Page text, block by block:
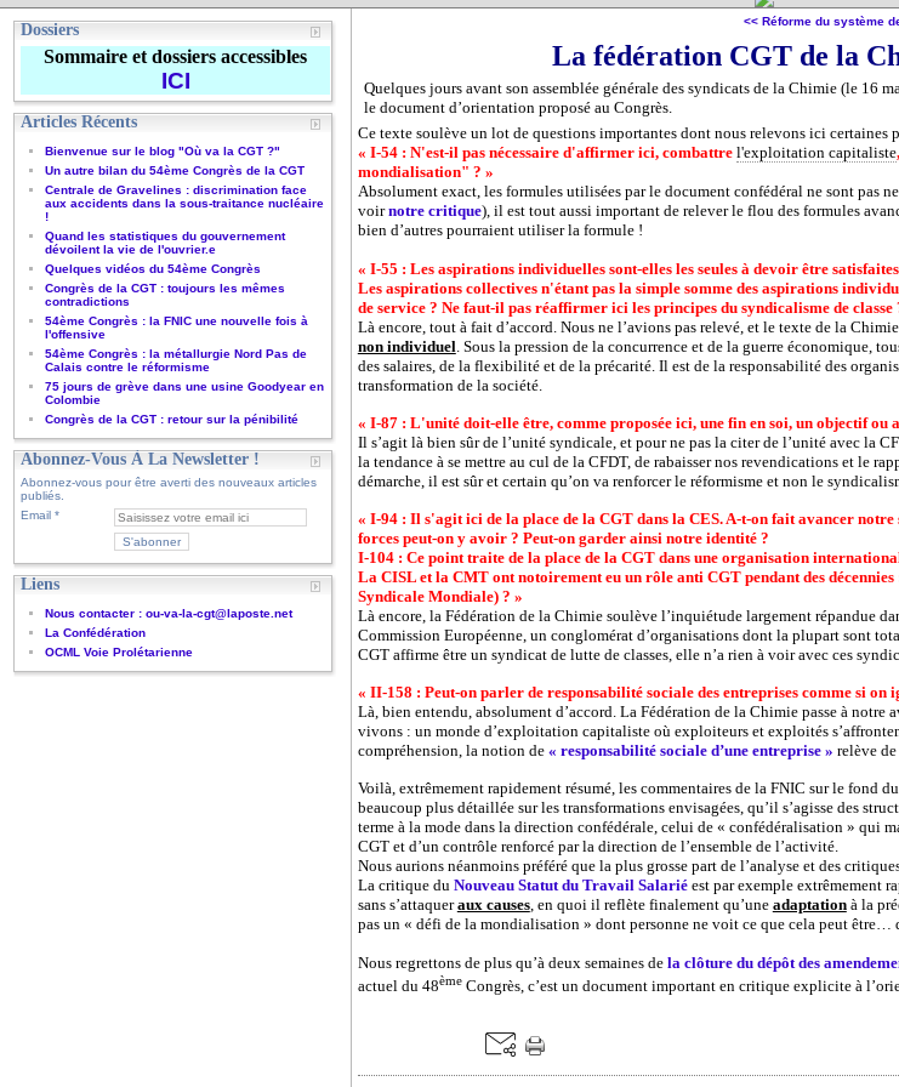
Dossiers
Sommaire et dossiers accessibles
ICI
Articles Récents
Bienvenue sur le blog "Où va la CGT ?"
Un autre bilan du 54ème Congrès de la CGT
Centrale de Gravelines : discrimination face
aux accidents dans la sous-traitance nucléaire
!
Quand les statistiques du gouvernement
dévoilent la vie de l'ouvrier.e
Quelques vidéos du 54ème Congrès
Congrès de la CGT : toujours les mêmes
contradictions
54ème Congrès : la FNIC une nouvelle fois à
l'offensive
54ème Congrès : la métallurgie Nord Pas de
Calais contre le réformisme
75 jours de grève dans une usine Goodyear en
Colombie
Congrès de la CGT : retour sur la pénibilité
Abonnez-Vous À La Newsletter !
Abonnez-vous pour être averti des nouveaux articles
publiés.
Email
Liens
Nous contacter : ou-va-la-cgt@laposte.net
La Confédération
OCML Voie Prolétarienne
<< Réforme du système
La fédération CGT de la
Quelques jours avant son assemblée générale des syndicats de la Chimie (le 16
le document d’orientation proposé au Congrès.
Ce texte soulève un lot de questions importantes dont nous relevons ici certaines
« I-54 : N'est-il pas nécessaire d'affirmer ici, combattre l'exploitation capitaliste
mondialisation" ? »
Absolument exact, les formules utilisées par le document confédéral ne sont pas
voirnotre critique), il est tout aussi important de relever le flou des formules
bien d’autres pourraient utiliser la formule !
« I-55 : Les aspirations individuelles sont-elles les seules à devoir être
Les aspirations collectives n'étant pas la simple somme des aspirations
de service ? Ne faut-il pas réaffirmer ici les principes du syndicalisme de classe
Là encore, tout à fait d’accord. Nous ne l’avions pas relevé, et le texte de la
non individuel. Sous la pression de la concurrence et de la guerre économique,
des salaires, de la flexibilité et de la précarité. Il est de la responsabilité des
transformation de la société.
« I-87 : L'unité doit-elle être, comme proposée ici, une fin en soi, un objectif
Il s’agit là bien sûr de l’unité syndicale, et pour ne pas la citer de l’unité avec la
la tendance à se mettre au cul de la CFDT, de rabaisser nos revendications et le
démarche, il est sûr et certain qu’on va renforcer le réformisme et non le
« I-94 : Il s'agit ici de la place de la CGT dans la CES. A-t-on fait avancer
forces peut-on y avoir ? Peut-on garder ainsi notre identité ?
I-104 : Ce point traite de la place de la CGT dans une organisation
La CISL et la CMT ont notoirement eu un rôle anti CGT pendant des
Syndicale Mondiale) ? »
Là encore, la Fédération de la Chimie soulève l’inquiétude largement répandue
Commission Européenne, un conglomérat d’organisations dont la plupart sont
CGT affirme être un syndicat de lutte de classes, elle n’a rien à voir avec ces
« II-158 : Peut-on parler de responsabilité sociale des entreprises comme si
Là, bien entendu, absolument d’accord. La Fédération de la Chimie passe à
vivons : un monde d’exploitation capitaliste où exploiteurs et exploités
compréhension, la notion de « responsabilité sociale d’une entreprise » relève
Voilà, extrêmement rapidement résumé, les commentaires de la FNIC sur le fond
beaucoup plus détaillée sur les transformations envisagées, qu’il s’agisse des
terme à la mode dans la direction confédérale, celui de « confédéralisation » qui
CGT et d’un contrôle renforcé par la direction de l’ensemble de l’activité.
Nous aurions néanmoins préféré que la plus grosse part de l’analyse et des
La critique du Nouveau Statut du Travail Salariéest par exemple extrêmement
sans s’attaqueraux causes, en quoi il reflète finalement qu’une adaptationà la
pas un « défi de la mondialisation » dont personne ne voit ce que cela peut être…
Nous regrettons de plus qu’à deux semaines de la clôture du dépôt des
actuel du 48èmeCongrès, c’est un document important en critique explicite à